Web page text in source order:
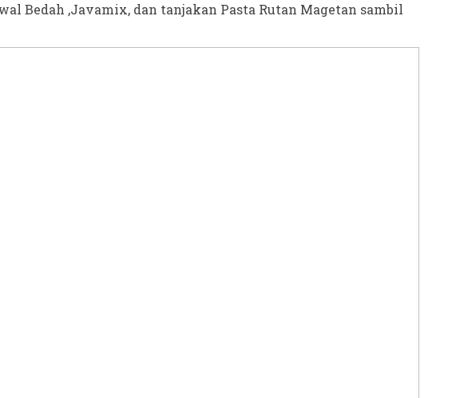
Bedah ,Javamix, dan tanjakan Pasta Rutan Magetan sambil